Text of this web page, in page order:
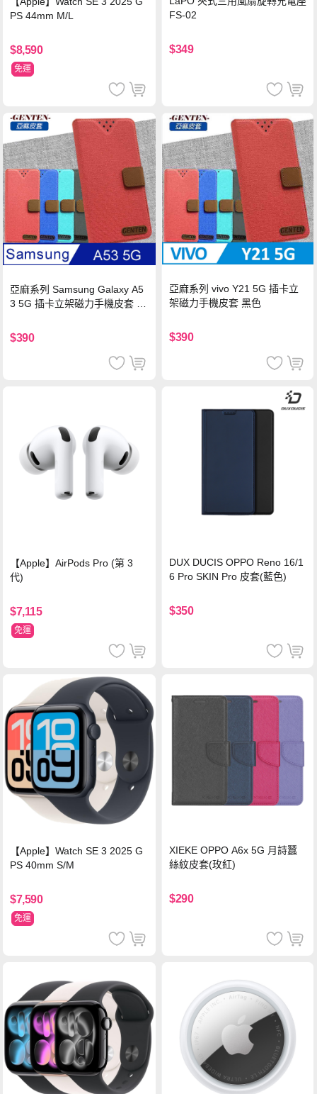
PS 44mm M/L
$8,590
免運
FS-02
$349
亞麻系列 Samsung Galaxy A5
3 5G 插卡立架磁力手機皮套 藍
$390
亞麻系列 vivo Y21 5G 插卡立
架磁力手機皮套 黑色
$390
【Apple】AirPods Pro (第 3
代)
$7,115
免運
DUX DUCIS OPPO Reno 16/1
6 Pro SKIN Pro 皮套(藍色)
$350
【Apple】Watch SE 3 2025 G
PS 40mm S/M
$7,590
免運
XIEKE OPPO A6x 5G 月詩蠶
絲紋皮套(玫紅)
$290